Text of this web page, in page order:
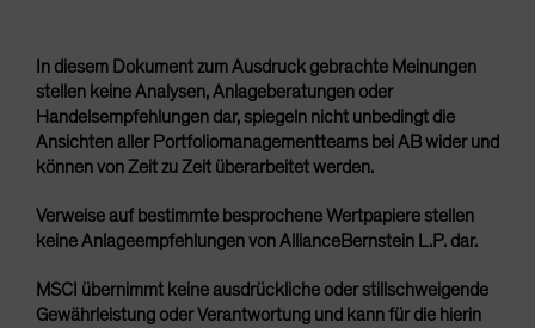
In diesem Dokument zum Ausdruck gebrachte Meinungen
stellen keine Analysen, Anlageberatungen oder
Handelsempfehlungen dar, spiegeln nicht unbedingt die
Ansichten aller Portfoliomanagementteams bei AB wider und
können von Zeit zu Zeit überarbeitet werden.
Verweise auf bestimmte besprochene Wertpapiere stellen
keine Anlageempfehlungen von AllianceBernstein L.P. dar.
MSCI übernimmt keine ausdrückliche oder stillschweigende
Gewährleistung oder Verantwortung und kann für die hierin